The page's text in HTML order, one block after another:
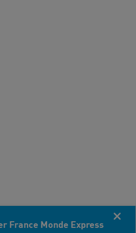
France Monde Express